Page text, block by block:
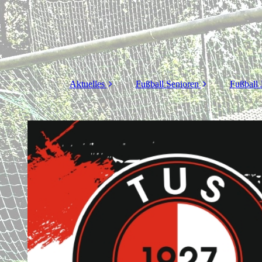
Aktuelles
Unser Verein
Jugendvorstand
Team Sponsoring
Fußball Senioren
Frauen
Fußball